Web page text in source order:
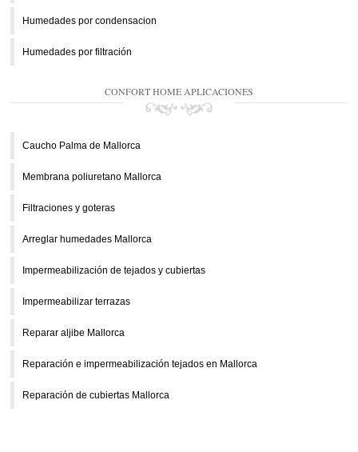
Humedades por condensacion
Humedades por filtración
CONFORT HOME APLICACIONES
Caucho Palma de Mallorca
Membrana poliuretano Mallorca
Filtraciones y goteras
Arreglar humedades Mallorca
Impermeabilización de tejados y cubiertas
Impermeabilizar terrazas
Reparar aljibe Mallorca
Reparación e impermeabilización tejados en Mallorca
Reparación de cubiertas Mallorca